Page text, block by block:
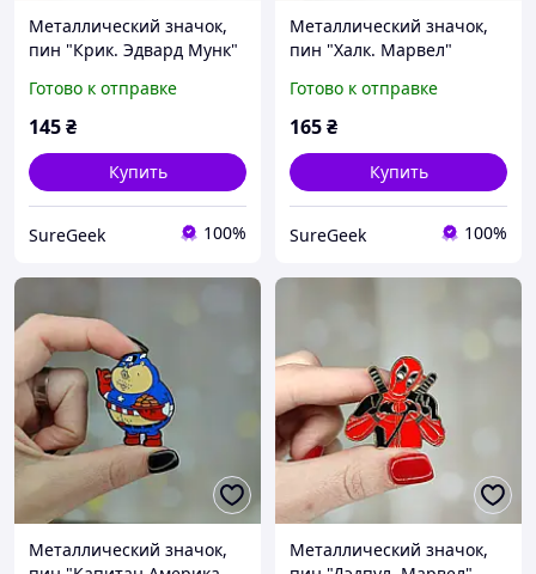
Металлический значок,
пин "Крик. Эдвард Мунк"
Готово к отправке
145₴
Купить
SureGeek 100%
Металлический значок,
пин "Халк. Марвел"
Готово к отправке
165₴
Купить
SureGeek 100%
Металлический значок,
Металлический значок,